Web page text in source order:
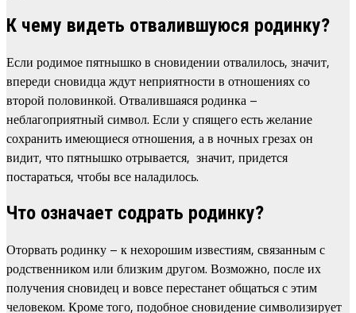
К чему видеть отвалившуюся родинку?
Если родимое пятнышко в сновидении отвалилось, значит,
впереди сновидца ждут неприятности в отношениях со
второй половинкой. Отвалившаяся родинка –
неблагоприятный символ. Если у спящего есть желание
сохранить имеющиеся отношения, а в ночных грезах он
видит, что пятнышко отрывается, значит, придется
постараться, чтобы все наладилось.
Что означает содрать родинку?
Оторвать родинку – к нехорошим известиям, связанным с
родственником или близким другом. Возможно, после их
получения сновидец и вовсе перестанет общаться с этим
человеком. Кроме того, подобное сновидение символизирует